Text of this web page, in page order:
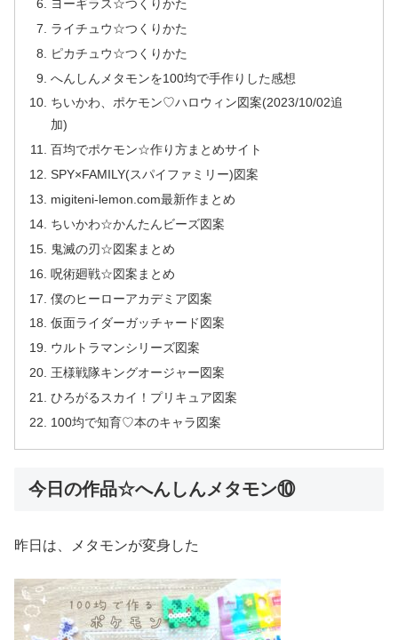
ヨーギラス☆つくりかた
ライチュウ☆つくりかた
ピカチュウ☆つくりかた
へんしんメタモンを100均で手作りした感想
ちいかわ、ポケモン♡ハロウィン図案(2023/10/02追
加)
百均でポケモン☆作り方まとめサイト
SPY×FAMILY(スパイファミリー)図案
migiteni-lemon.com最新作まとめ
ちいかわ☆かんたんビーズ図案
鬼滅の刃☆図案まとめ
呪術廻戦☆図案まとめ
僕のヒーローアカデミア図案
仮面ライダーガッチャード図案
ウルトラマンシリーズ図案
王様戦隊キングオージャー図案
ひろがるスカイ！プリキュア図案
100均で知育♡本のキャラ図案
今日の作品☆へんしんメタモン⑩
昨日は、メタモンが変身した